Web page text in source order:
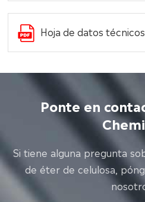
Hoja de datos
Ponte en
Si tiene alguna pregunta
de éter de celulosa,